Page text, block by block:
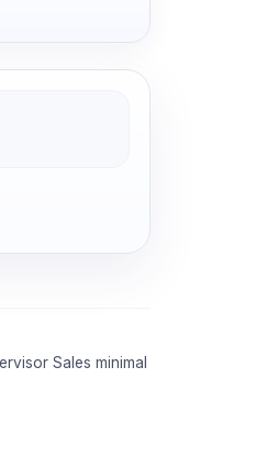
Sales minimal